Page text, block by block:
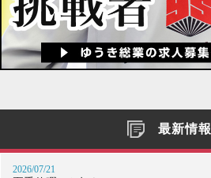
最新情報
2026/07/21